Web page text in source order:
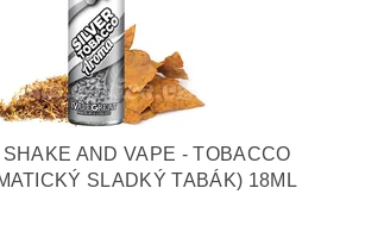
AND VAPE - TOBACCO
SLADKÝ TABÁK) 18ML